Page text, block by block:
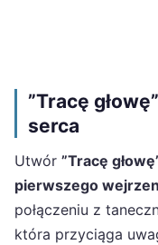
”Tracę
serca
Utwór ”Tracę
pierwszego
połączeniu z
która przyciąga